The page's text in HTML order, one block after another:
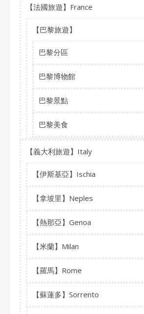
【法國旅遊】France
【巴黎旅遊】
巴黎分區
巴黎博物館
巴黎景點
巴黎美食
【義大利旅遊】Italy
【伊斯基亞】Ischia
【拿坡里】Neples
【熱那亞】Genoa
【米蘭】Milan
【羅馬】Rome
【蘇蓮多】Sorrento